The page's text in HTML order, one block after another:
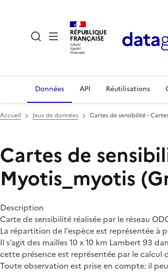
RÉPUBLIQUE
FRANÇAISE
Données API Réutilisations
Accueil Jeux de données Cartes de sensibilité -
Cartes de
Myotis_myotis
Description
Carte de sensibilité réalisée par le réseau
La répartition de l'espèce est représentée à
Il s’agit des mailles 10 x 10 km Lambert 93
cette présence est représentée par le calcul
Toute observation est prise en compte: il